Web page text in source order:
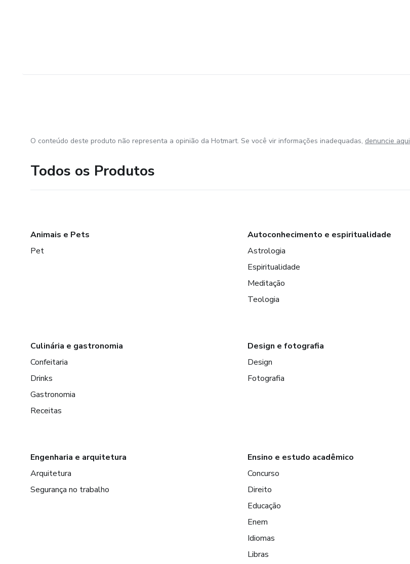
O conteúdo deste produto não representa a opinião da Hotmart. Se você vir informações inadequadas, denuncie aqui
Todos os Produtos
Animais e Pets
Pet
Autoconhecimento e espiritualidade
Astrologia
Espiritualidade
Meditação
Teologia
Culinária e gastronomia
Confeitaria
Drinks
Gastronomia
Receitas
Design e fotografia
Design
Fotografia
Engenharia e arquitetura
Arquitetura
Segurança no trabalho
Ensino e estudo acadêmico
Concurso
Direito
Educação
Enem
Idiomas
Libras